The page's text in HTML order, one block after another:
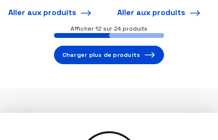
Aller aux produits Aller aux produits
Afficher12 sur 24 produits
Charger plus de produits